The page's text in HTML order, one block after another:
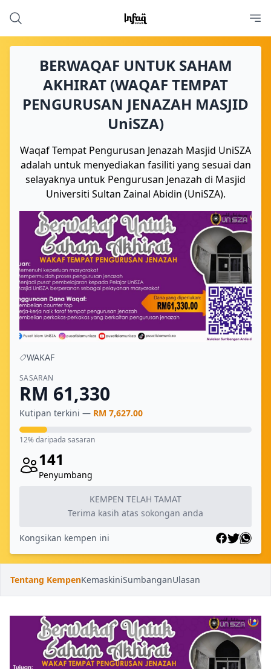
BERWAQAF UNTUK SAHAM
AKHIRAT (WAQAF TEMPAT
PENGURUSAN JENAZAH MASJID
UniSZA)
Waqaf Tempat Pengurusan Jenazah Masjid UniSZA
adalah untuk menyediakan fasiliti yang sesuai dan
selayaknya untuk Pengurusan Jenazah di Masjid
Universiti Sultan Zainal Abidin (UniSZA).
WAKAF
SASARAN
RM 61,330
Kutipan terkini — RM 7,627.00
12% daripada sasaran
141
Penyumbang
KEMPEN TELAH TAMAT
Terima kasih atas sokongan anda
Kongsikan kempen ini
Tentang KempenKemaskiniSumbanganUlasan